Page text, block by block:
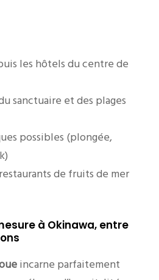
les hôtels du centre de
sanctuaire et des plages
possibles (plongée,
de fruits de mer
à Okinawa, entre
incarne parfaitement